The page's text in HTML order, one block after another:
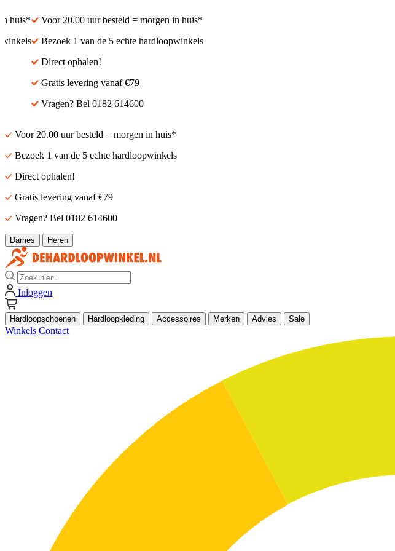
huis*
Voor 20.00 uur besteld = morgen in huis*
Bezoek 1 van de 5 echte hardloopwinkels
Direct ophalen!
Gratis levering vanaf €79
Vragen? Bel 0182 614600
Voor 20.00 uur besteld = morgen in huis*
Bezoek 1 van de 5 echte hardloopwinkels
Direct ophalen!
Gratis levering vanaf €79
Vragen? Bel 0182 614600
Dames Heren
Zoek
Inloggen
Hardloopschoenen Hardloopkleding Accessoires Merken Advies Sale
Winkels Contact